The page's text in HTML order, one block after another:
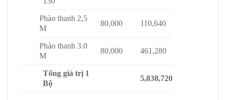
Phào thanh 2,5
M
80,000 110,640
Phào thanh 3.0
M
80,000 461,280
Tổng giá trị 1
Bộ
5,838,720